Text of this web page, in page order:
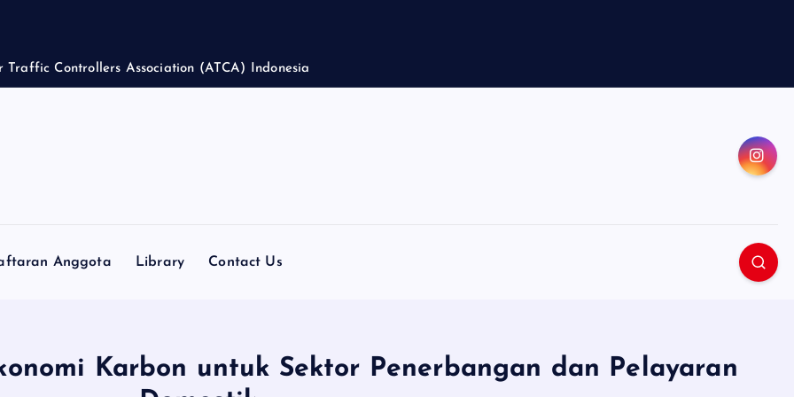
r T raffic Controllers Association (ATCA) Indonesia
Anggota Library Contact Us
Karbon untuk Sektor Penerbangan dan Pelayaran